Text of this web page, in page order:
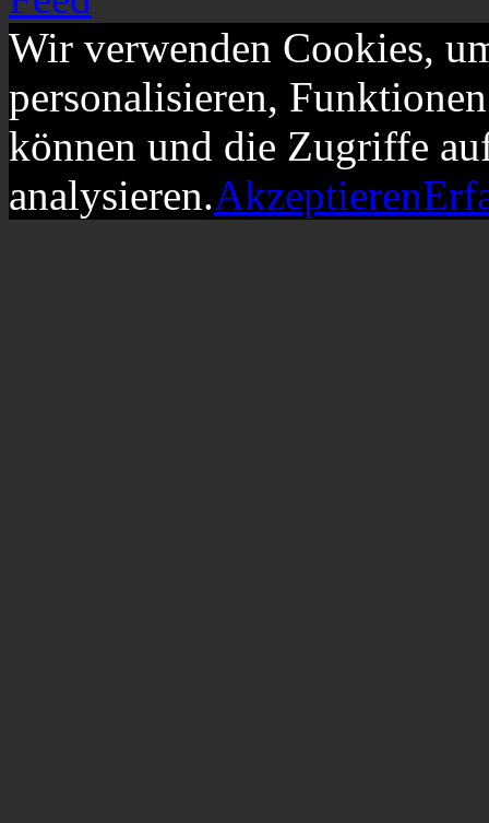
Wir verwenden Cookies,
personalisieren,
können und die Zugriffe
analysieren.Akzeptieren